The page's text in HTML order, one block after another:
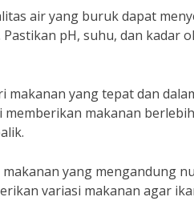
air yang buruk dapat
pH, suhu, dan kadar
makanan yang tepat dan
makanan
yang mengandung
variasi makanan agar